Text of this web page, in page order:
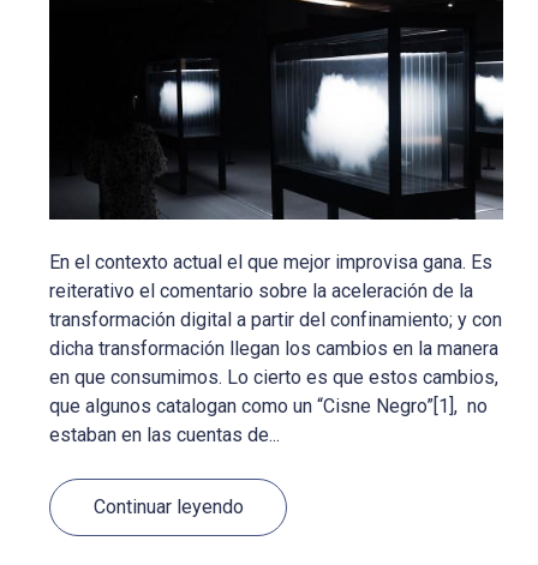
En el contexto actual el que mejor improvisa gana. Es
reiterativo el comentario sobre la aceleración de la
transformación digital a partir del confinamiento; y con
dicha transformación llegan los cambios en la manera
en que consumimos. Lo cierto es que estos cambios,
que algunos catalogan como un “Cisne Negro”[1], no
estaban en las cuentas de...
Continuar leyendo